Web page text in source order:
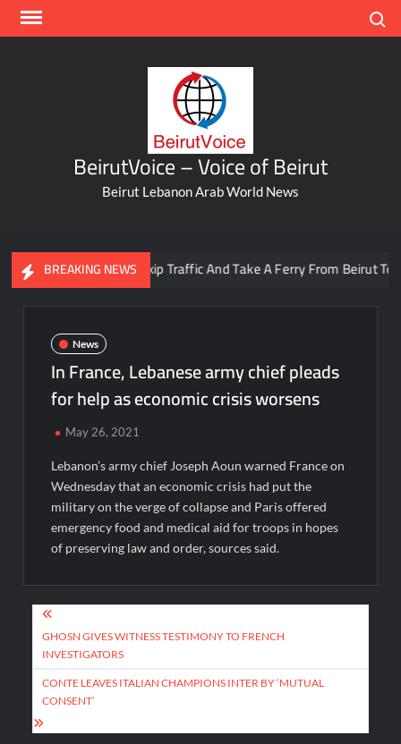
Skip
BeirutVoice – Voice of Beirut
Beirut Lebanon Arab World News
BREAKING NEWS
You Can Now Skip Traffic And Take A Ferry From Beirut To
News
In France, Lebanese army chief pleads
for help as economic crisis worsens
May 26, 2021
Lebanon’s army chief Joseph Aoun warned France on
Wednesday that an economic crisis had put the
military on the verge of collapse and Paris offered
emergency food and medical aid for troops in hopes
of preserving law and order, sources said.
Post
navigation
GHOSN GIVES WITNESS TESTIMONY TO FRENCH
INVESTIGATORS
CONTE LEAVES ITALIAN CHAMPIONS INTER BY ‘MUTUAL
CONSENT’